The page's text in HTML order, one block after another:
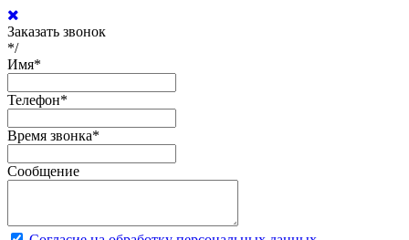
Заказать звонок
*/
Имя*
Телефон*
Время звонка*
Сообщение